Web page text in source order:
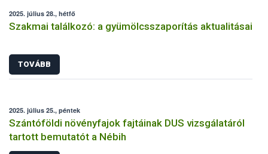
2025. július 28., hétfő
Szakmai találkozó: a gyümölcsszaporítás aktualitásai
TOVÁBB
2025. július 25., péntek
Szántóföldi növényfajok fajtáinak DUS vizsgálatáról
tartott bemutatót a Nébih